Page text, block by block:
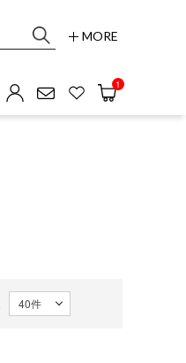
MORE
1